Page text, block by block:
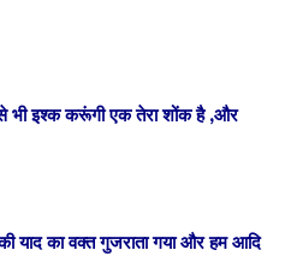
भी इश्क करूंगी एक तेरा शोंक है ,और
की याद का वक्त गुजराता गया और हम आदि